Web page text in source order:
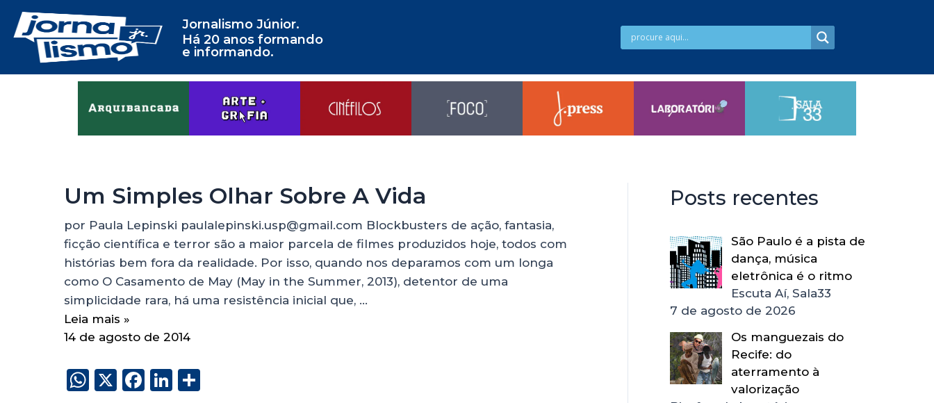
Jornalismo Júnior.
Há 20 anos formando
e informando.
Um Simples Olhar Sobre A Vida
por Paula Lepinski paulalepinski.usp@gmail.com Blockbusters de ação, fantasia,
ficção científica e terror são a maior parcela de filmes produzidos hoje, todos com
histórias bem fora da realidade. Por isso, quando nos deparamos com um longa
como O Casamento de May (May in the Summer, 2013), detentor de uma
simplicidade rara, há uma resistência inicial que, …
Leia mais »
14 de agosto de 2014
W X
F
Li
Posts recentes
São Paulo é a pista de
dança, música
eletrônica é o ritmo
Escuta Aí, Sala33
7 de agosto de 2026
Os manguezais do
Recife: do
aterramento à
valorização